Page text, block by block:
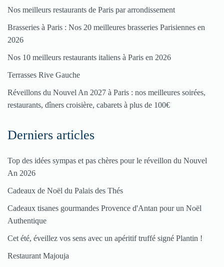
Nos meilleurs restaurants de Paris par arrondissement
Brasseries à Paris : Nos 20 meilleures brasseries Parisiennes en
2026
Nos 10 meilleurs restaurants italiens à Paris en 2026
Terrasses Rive Gauche
Réveillons du Nouvel An 2027 à Paris : nos meilleures soirées,
restaurants, dîners croisière, cabarets à plus de 100€
Derniers articles
Top des idées sympas et pas chères pour le réveillon du Nouvel
An 2026
Cadeaux de Noël du Palais des Thés
Cadeaux tisanes gourmandes Provence d'Antan pour un Noël
Authentique
Cet été, éveillez vos sens avec un apéritif truffé signé Plantin !
Restaurant Majouja